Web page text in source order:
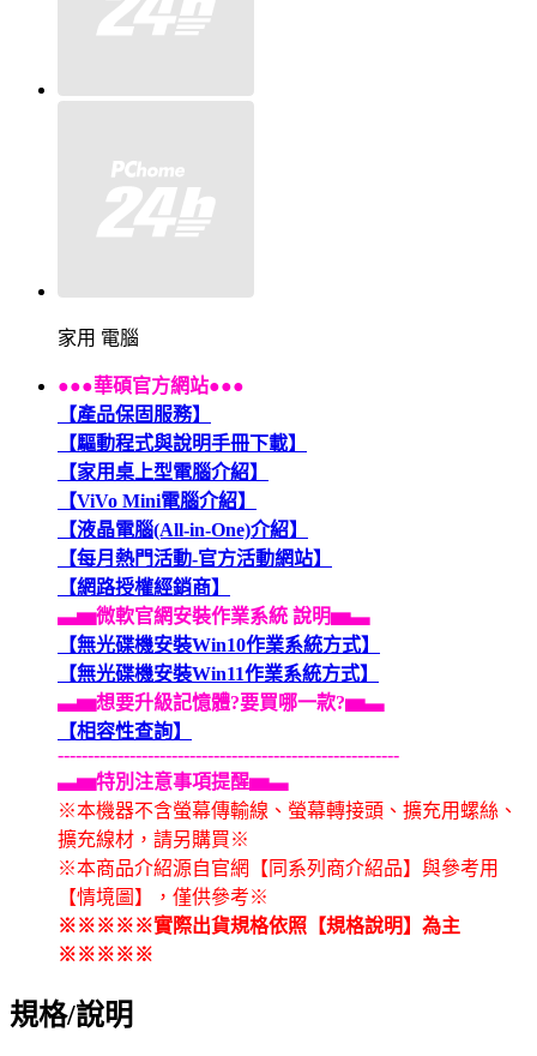
家用 電腦
●●●華碩官方網站●●●
【產品保固服務】
【驅動程式與說明手冊下載】
【家用桌上型電腦介紹】
【ViVo Mini電腦介紹】
【液晶電腦(All-in-One)介紹】
【每月熱門活動-官方活動網站】
【網路授權經銷商】
▃▅微軟官網安裝作業系統 說明▅▃
【無光碟機安裝Win10作業系統方式】
【無光碟機安裝Win11作業系統方式】
▃▅想要升級記憶體?要買哪一款?▅▃
【相容性查詢】
---------------------------------------------------------
▃▅特別注意事項提醒▅▃
※本機器不含螢幕傳輸線、螢幕轉接頭、擴充用螺絲、
擴充線材，請另購買※
※本商品介紹源自官網【同系列商介紹品】與參考用
【情境圖】，僅供參考※
※※※※※實際出貨規格依照【規格說明】為主
※※※※※
規格/說明